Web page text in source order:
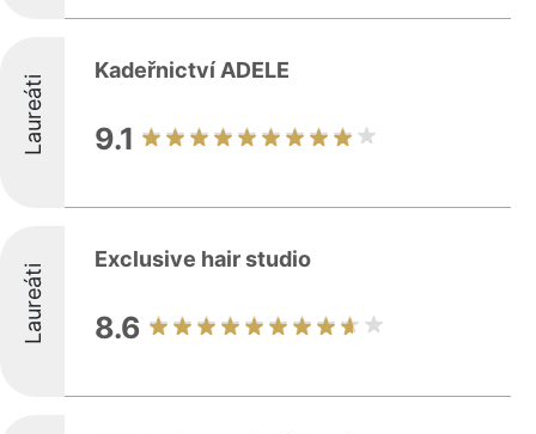
Laureáti
Kadeřnictví ADELE
9.1
Laureáti
Exclusive hair studio
8.6